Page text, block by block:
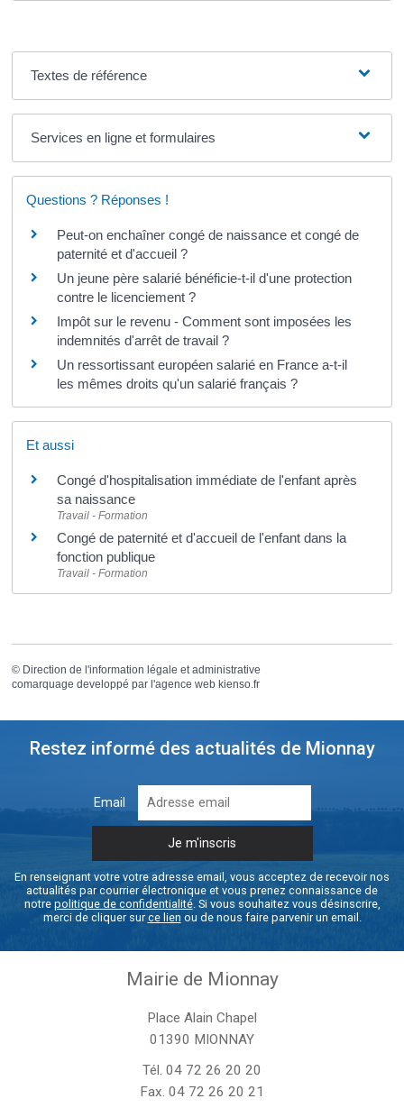
Textes de référence
Services en ligne et formulaires
Questions ? Réponses !
Peut-on enchaîner congé de naissance et congé de
paternité et d'accueil ?
Un jeune père salarié bénéficie-t-il d'une protection
contre le licenciement ?
Impôt sur le revenu - Comment sont imposées les
indemnités d'arrêt de travail ?
Un ressortissant européen salarié en France a-t-il
les mêmes droits qu'un salarié français ?
Et aussi
Congé d'hospitalisation immédiate de l'enfant après
sa naissance
Travail - Formation
Congé de paternité et d'accueil de l'enfant dans la
fonction publique
Travail - Formation
© Direction de l'information légale et administrative
comarquage developpé par l'agence web kienso.fr
Restez informé des actualités de Mionnay
Email
En renseignant votre votre adresse email, vous acceptez de recevoir nos
actualités par courrier électronique et vous prenez connaissance de
notre politique de confidentialité. Si vous souhaitez vous désinscrire,
merci de cliquer surce lien ou de nous faire parvenir un email.
Mairie de Mionnay
Place Alain Chapel
01390 MIONNAY
Tél. 04 72 26 20 20
Fax. 04 72 26 20 21